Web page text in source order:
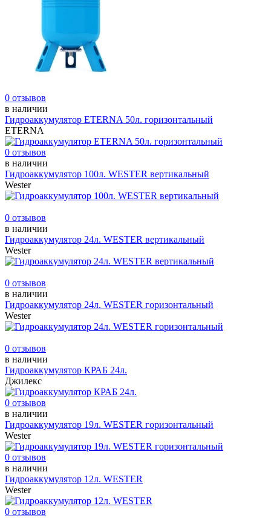
0 отзывов
в наличии
Гидроаккумулятор ETERNA 50л. горизонтальный
ETERNA
0 отзывов
в наличии
Гидроаккумулятор 100л. WESTER вертикальный
Wester
0 отзывов
в наличии
Гидроаккумулятор 24л. WESTER вертикальный
Wester
0 отзывов
в наличии
Гидроаккумулятор 24л. WESTER горизонтальный
Wester
0 отзывов
в наличии
Гидроаккумулятор КРАБ 24л.
Джилекс
0 отзывов
в наличии
Гидроаккумулятор 19л. WESTER горизонтальный
Wester
0 отзывов
в наличии
Гидроаккумулятор 12л. WESTER
Wester
0 отзывов